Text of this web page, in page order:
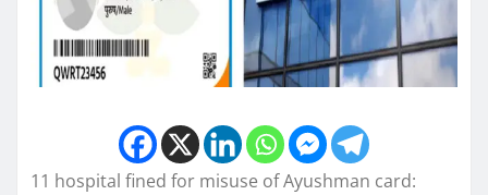
11 hospital fined for misuse of Ayushman card: